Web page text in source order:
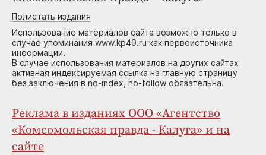
Полистать издания
Использование материалов сайта возможно только в
случае упоминания www.kp40.ru как первоисточника
информации.
В случае использования материалов на других сайтах
активная индексируемая ссылка на главную страницу
без заключения в no-index, no-follow обязательна.
Реклама в изданиях ООО «Агентство
«Комсомольская правда - Калуга» и на
сайте